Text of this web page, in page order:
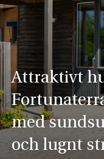
Attraktivt
med
och lugnt